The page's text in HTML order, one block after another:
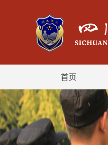
首页